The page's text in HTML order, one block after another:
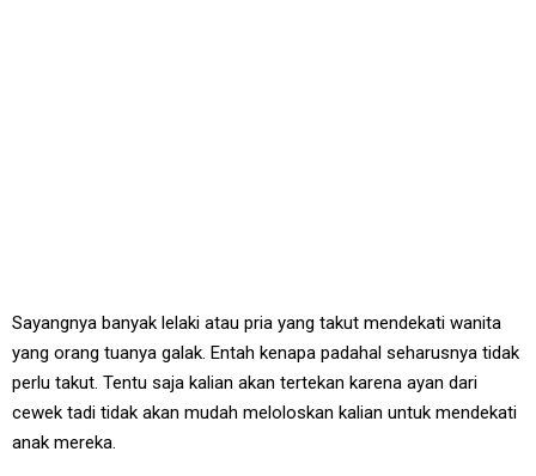
Sayangnya banyak lelaki atau pria yang takut mendekati wanita
yang orang tuanya galak. Entah kenapa padahal seharusnya tidak
perlu takut. Tentu saja kalian akan tertekan karena ayan dari
cewek tadi tidak akan mudah meloloskan kalian untuk mendekati
anak mereka.